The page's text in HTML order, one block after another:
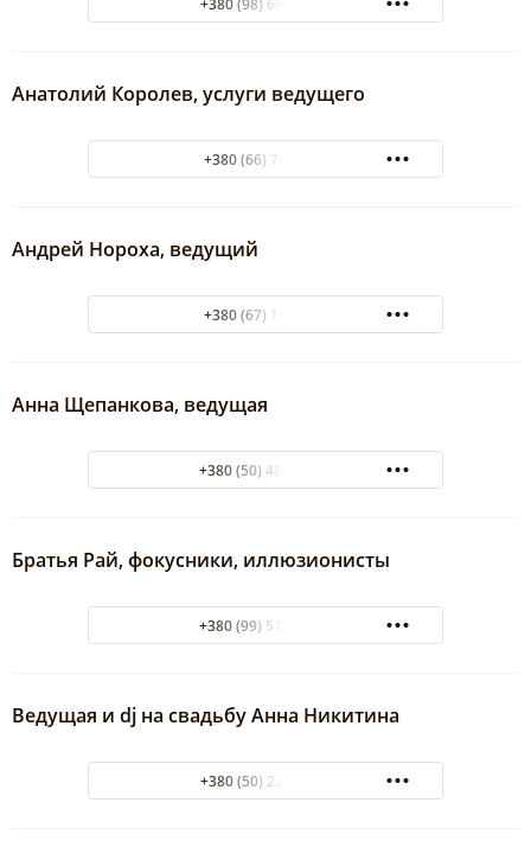
+380 (98) 680 81 20
Анатолий Королев, услуги ведущего
+380 (66) 7664544
Андрей Нороха, ведущий
+380 (67) 1938326
Анна Щепанкова, ведущая
+380 (50) 488-08-53
Братья Рай, фокусники, иллюзионисты
+380 (99) 515-85-51
Ведущая и dj на свадьбу Анна Никитина
+380 (50) 228 70 85